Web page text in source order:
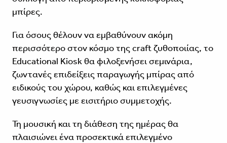
μπίρες.
Για όσους θέλουν να εμβαθύνουν ακόμη
περισσότερο στον κόσμο της craft ζυθοποιίας, το
Educational Kiosk θα φιλοξενήσει σεμινάρια,
ζωντανές επιδείξεις παραγωγής μπίρας από
ειδικούς του χώρου, καθώς και επιλεγμένες
γευσιγνωσίες με εισιτήριο συμμετοχής.
Τη μουσική και τη διάθεση της ημέρας θα
πλαισιώνει ένα προσεκτικά επιλεγμένο